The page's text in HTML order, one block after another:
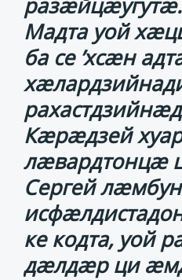
Мадта уой
ба се ’хсӕн
Кӕрӕдзей
лӕвардтонцӕ
Сергей
ке кодта, уой
дӕлдӕр ци